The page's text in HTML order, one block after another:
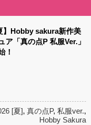
】Hobby sakura新作美
ア「真の点P 私服Ver.」
！
[夏], 真の点P, 私服ver.,
Hobby Sakura